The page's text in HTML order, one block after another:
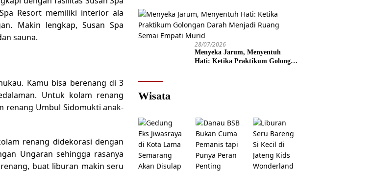
Resort memiliki interior ala
Makin lengkap, Susan Spa
sauna.
Kamu bisa berenang di 3
Untuk kolam renang
renang Umbul Sidomukti anak-
renang didekorasi dengan
Ungaran sehingga rasanya
buat liburan makin seru
28/07/2026
Menyeka Jarum, Menyentuh
Hati: Ketika Praktikum Golongan
Wisata